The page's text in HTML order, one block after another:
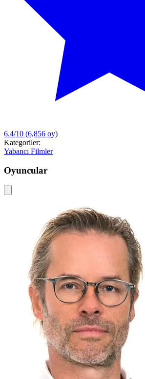
6.4/10 (6,856 oy)
Kategoriler:
Yabancı Filmler
Oyuncular